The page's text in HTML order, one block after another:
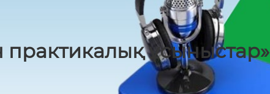
ұсыныстар»